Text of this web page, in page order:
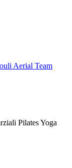
Aerial Team
PilatesYoga